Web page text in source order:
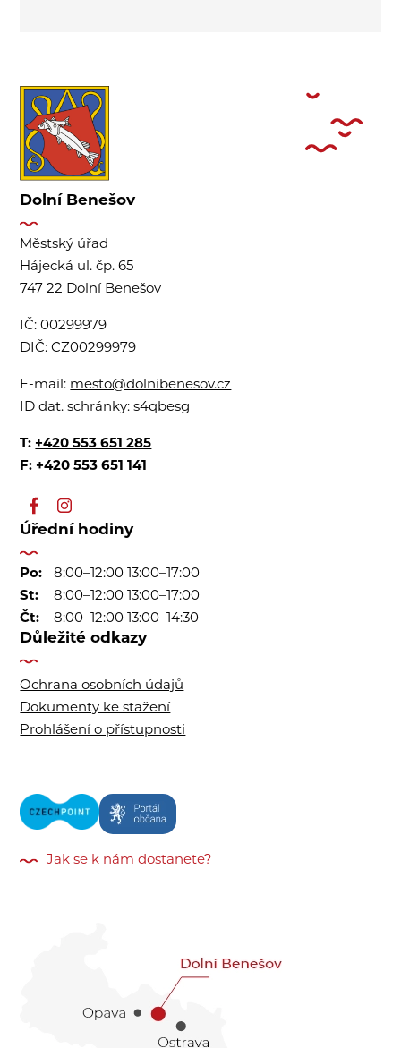
Dolní Benešov
Městský úřad
Hájecká ul. čp. 65
747 22 Dolní Benešov
IČ:00299979
DIČ:CZ00299979
E-mail: mesto@dolnibenesov.cz
ID dat. schránky:s4qbesg
T: +420 553 651 285
F: +420 553 651 141
Úřední hodiny
Po:
8:00–12:00 13:00–17:00
St:
8:00–12:00 13:00–17:00
Čt:
8:00–12:00 13:00–14:30
Důležité odkazy
Ochrana osobních údajů
Dokumenty ke stažení
Prohlášení o přístupnosti
Jak se k nám dostanete?